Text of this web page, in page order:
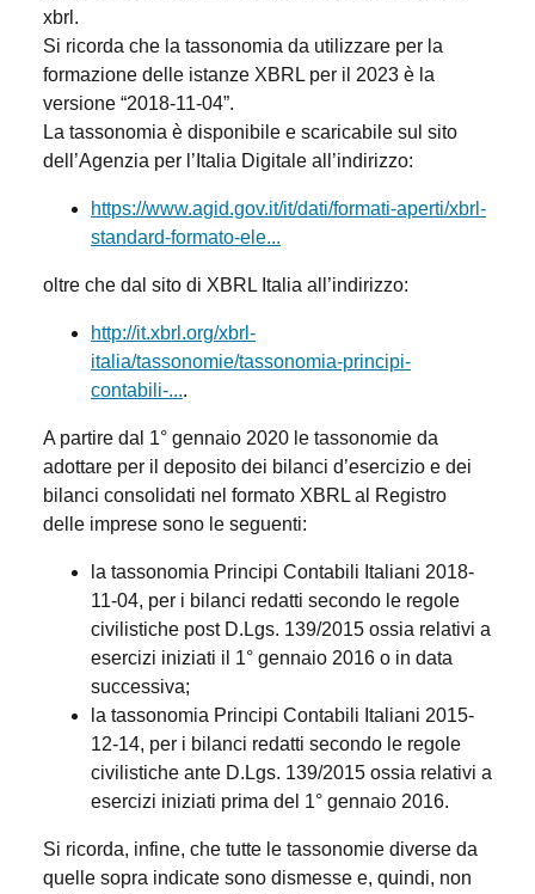
xbrl.
Si ricorda che la tassonomia da utilizzare per la
formazione delle istanze XBRL per il 2023 è la
versione “2018-11-04”.
La tassonomia è disponibile e scaricabile sul sito
dell’Agenzia per l’Italia Digitale all’indirizzo:
https://www.agid.gov.it/it/dati/formati-aperti/xbrl-
standard-formato-ele...
oltre che dal sito di XBRL Italia all’indirizzo:
http://it.xbrl.org/xbrl-
italia/tassonomie/tassonomia-principi-
contabili-....
A partire dal 1° gennaio 2020 le tassonomie da
adottare per il deposito dei bilanci d’esercizio e dei
bilanci consolidati nel formato XBRL al Registro
delle imprese sono le seguenti:
la tassonomia Principi Contabili Italiani 2018-
11-04, per i bilanci redatti secondo le regole
civilistiche post D.Lgs. 139/2015 ossia relativi a
esercizi iniziati il 1° gennaio 2016 o in data
successiva;
la tassonomia Principi Contabili Italiani 2015-
12-14, per i bilanci redatti secondo le regole
civilistiche ante D.Lgs. 139/2015 ossia relativi a
esercizi iniziati prima del 1° gennaio 2016.
Si ricorda, infine, che tutte le tassonomie diverse da
quelle sopra indicate sono dismesse e, quindi, non